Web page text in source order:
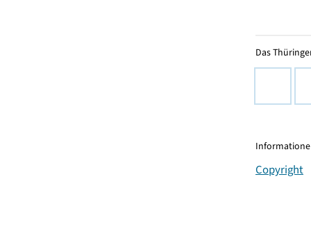
Das
Copyright